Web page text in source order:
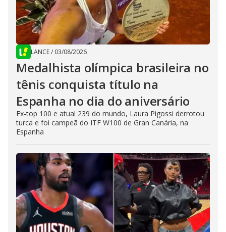
LANCE/ 03/08/2026
Medalhista olímpica brasileira no
tênis conquista título na
Espanha no dia do aniversário
Ex-top 100 e atual 239 do mundo, Laura Pigossi derrotou
turca e foi campeã do ITF W100 de Gran Canária, na
Espanha